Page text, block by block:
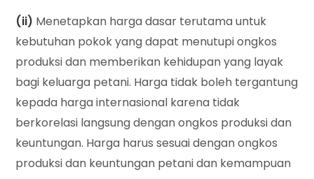
(ii) Menetapkan harga dasar terutama untuk
kebutuhan pokok yang dapat menutupi ongkos
produksi dan memberikan kehidupan yang layak
bagi keluarga petani. Harga tidak boleh tergantung
kepada harga internasional karena tidak
berkorelasi langsung dengan ongkos produksi dan
keuntungan. Harga harus sesuai dengan ongkos
produksi dan keuntungan petani dan kemampuan